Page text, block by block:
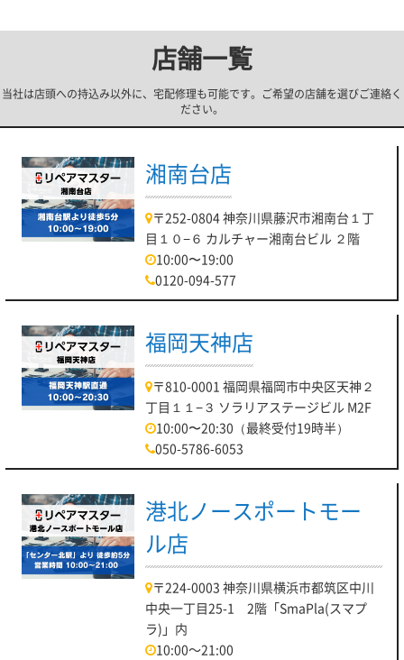
店舗一覧
当社は店頭への持込み以外に、宅配修理も可能です。ご希望の店舗を選びご連絡く
ださい。
湘南台店
〒252-0804 神奈川県藤沢市湘南台１丁
目１０−６ カルチャー湘南台ビル ２階
10:00〜19:00
0120-094-577
福岡天神店
〒810-0001 福岡県福岡市中央区天神２
丁目１１−３ ソラリアステージビル M2F
10:00〜20:30（最終受付19時半）
050-5786-6053
港北ノースポートモー
ル店
〒224-0003 神奈川県横浜市都筑区中川
中央一丁目25-1 2階「SmaPla(スマプ
ラ)」内
10:00～21:00